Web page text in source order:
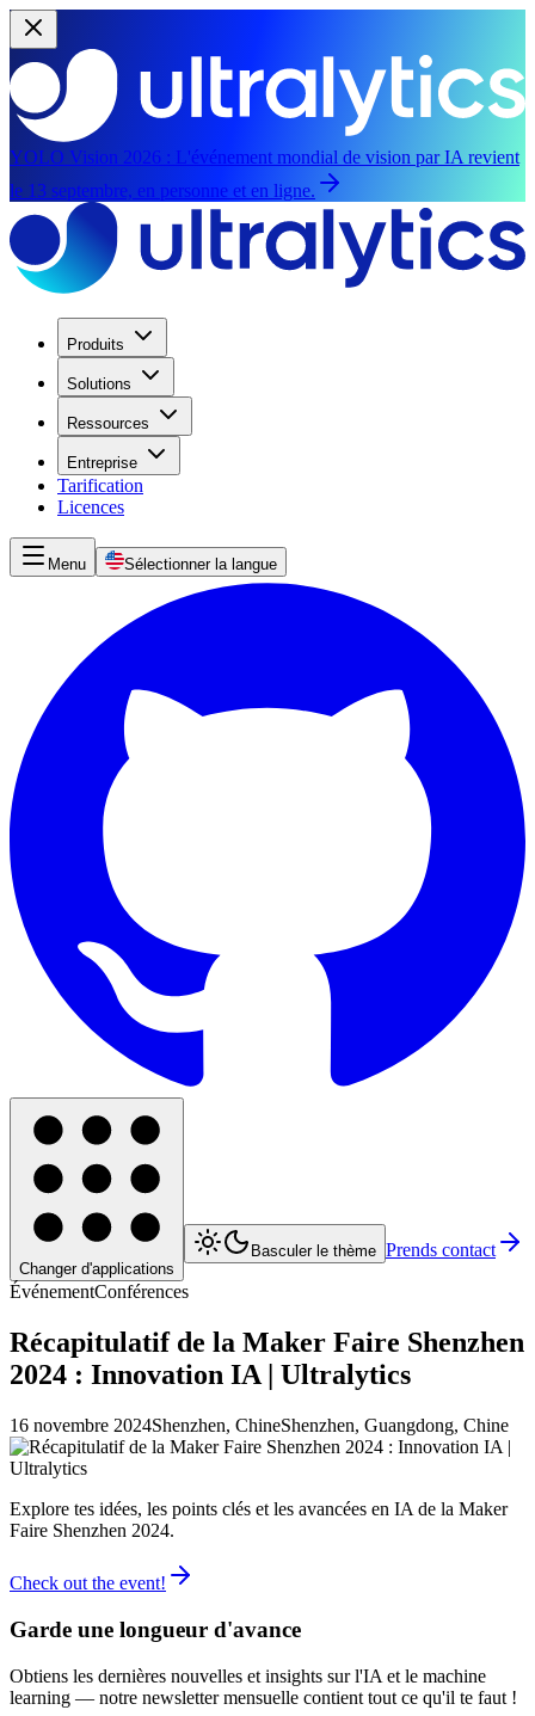
YOLO Vision 2026 : L'événement mondial de vision par IA revient
le 13 septembre, en personne et en ligne.
Produits
Solutions
Ressources
Entreprise
Tarification
Licences
Menu Sélectionner la langue
Changer d'applications
Basculer le thème Prends contact
ÉvénementConférences
Récapitulatif de la Maker Faire Shenzhen
2024 : Innovation IA | Ultralytics
16 novembre 2024Shenzhen, ChineShenzhen, Guangdong, Chine
Explore tes idées, les points clés et les avancées en IA de la Maker
Faire Shenzhen 2024.
Check out the event!
Garde une longueur d'avance
Obtiens les dernières nouvelles et insights sur l'IA et le machine
learning — notre newsletter mensuelle contient tout ce qu'il te faut !